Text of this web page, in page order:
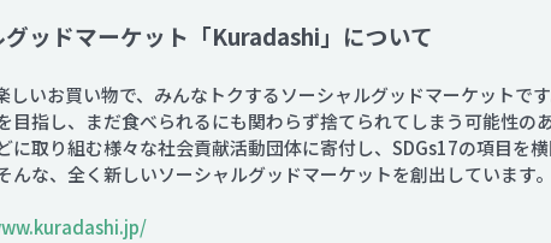
ッドマーケット「Kuradashi」について
いお買い物で、みんなトクするソーシャルグッドマーケットです
目指し、まだ食べられるにも関わらず捨てられてしまう可能性
に取り組む様々な社会貢献活動団体に寄付し、SDGs17の項目を
んな、全く新しいソーシャルグッドマーケットを創出していま